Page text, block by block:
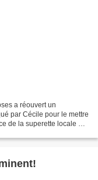
a réouvert un
par Cécile pour le mettre
de la superette locale et